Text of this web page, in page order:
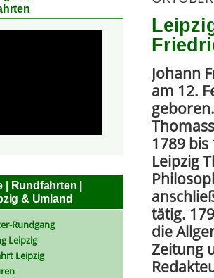
Johann
am 12.
1789
Leipzig
tätig.
die
Zeitung
| Rundfahrten |
& Umland
Rundgang
Leipzig
Leipzig